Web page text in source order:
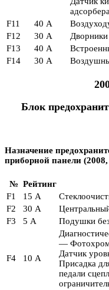
F11
40 А
F12
30 А
Дворники
F13
40 А
F14
30 А
Блок
Назначение
приборной панели
№ Рейтинг
F1
15 А
F2
30 А
F3
5 А Подушки
F4 10 А
—
Датчик
Присадка
педали